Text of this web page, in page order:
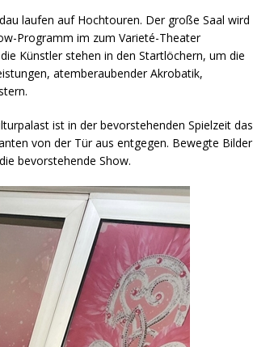
laufen auf Hochtouren. Der große Saal wird
Programm im zum Varieté-Theater
Künstler stehen in den Startlöchern, um die
atemberaubender Akrobatik,
ist in der bevorstehenden Spielzeit das
von der Tür aus entgegen. Bewegte Bilder
bevorstehende Show.